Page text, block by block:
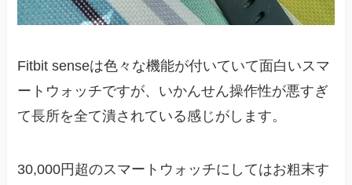
Fitbit senseは色々な機能が付いていて面白いスマ
ートウォッチですが、いかんせん操作性が悪すぎ
て長所を全て潰されている感じがします。
30,000円超のスマートウォッチにしてはお粗末す